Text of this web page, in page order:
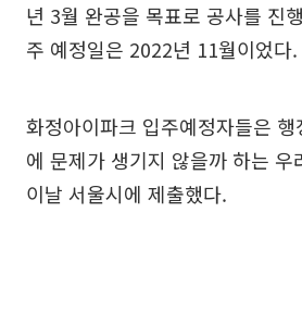
년 3월 완공을 목표로 공사를 진
주 예정일은 2022년 11월이었다.
화정아이파크 입주예정자들은
에 문제가 생기지 않을까 하는 우
이날 서울시에 제출했다.